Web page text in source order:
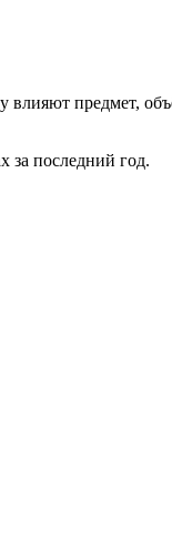
влияют предмет,
за последний год.